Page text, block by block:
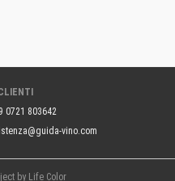
0721 803642
vino.com
by Life Color